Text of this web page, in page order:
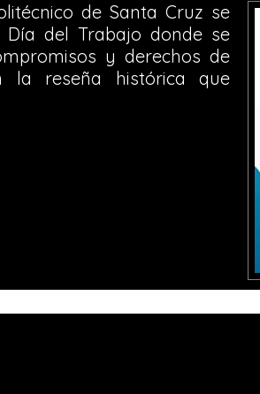
de Santa Cruz se
del Trabajo donde se
y derechos de
reseña histórica que